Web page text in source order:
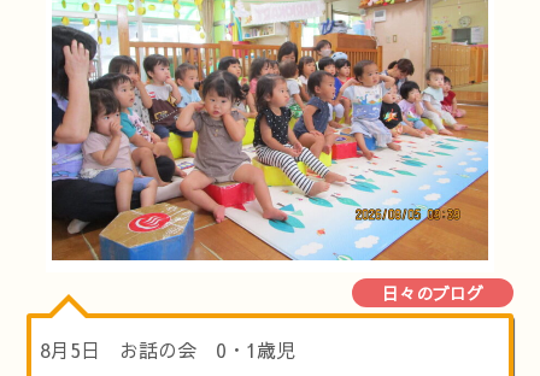
日々のブログ
8月5日 お話の会 0・1歳児